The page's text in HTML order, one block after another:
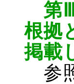
第Ⅲ
根拠
掲載
参